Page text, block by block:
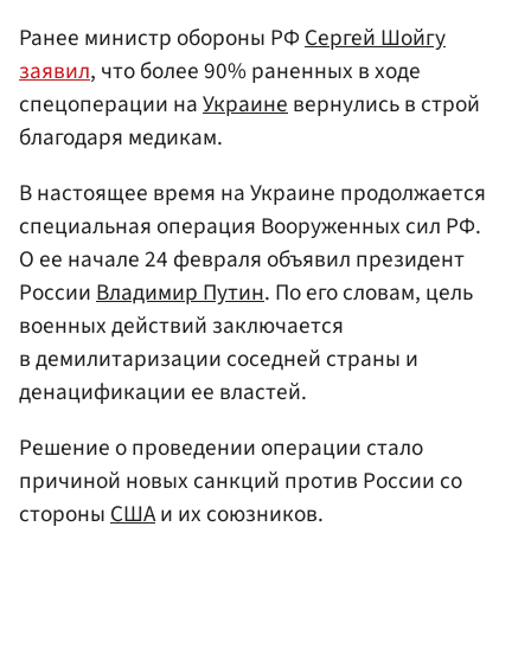
Ранее министр обороны РФСергей Шойгу
заявил, что более 90% раненных в ходе
спецоперации наУкраиневернулись в строй
благодаря медикам.
В настоящее время на Украине продолжается
специальная операция Вооруженных сил РФ.
О ее начале 24 февраля объявил президент
РоссииВладимир Путин. По его словам, цель
военных действий заключается
в демилитаризации соседней страны и
денацификации ее властей.
Решение о проведении операции стало
причиной новых санкций против России со
стороныСШАи их союзников.